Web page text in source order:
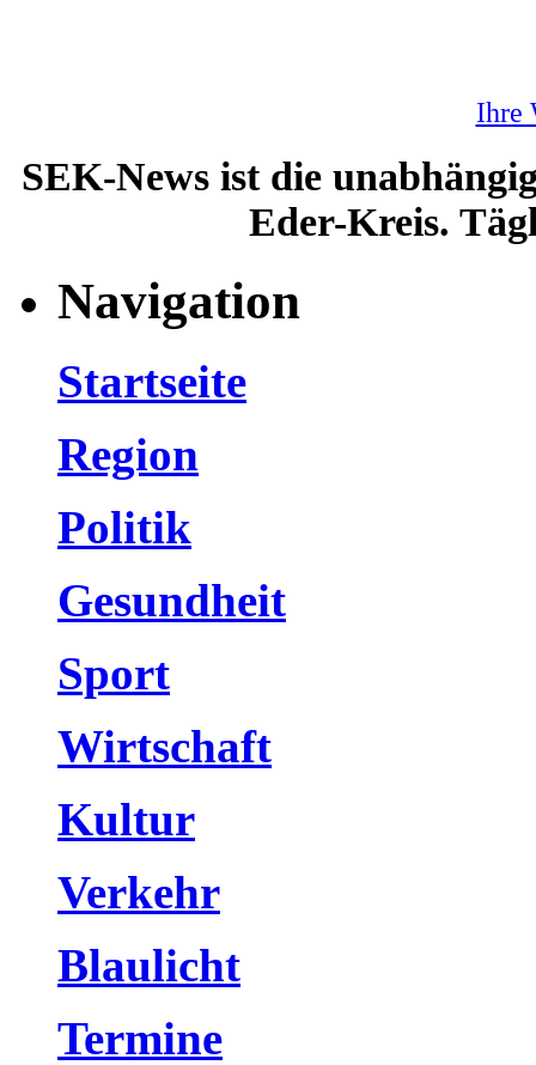
Ihre
SEK-News ist die
Eder-Kreis.
Navigation
Startseite
Region
Politik
Gesundheit
Sport
Wirtschaft
Kultur
Verkehr
Blaulicht
Termine